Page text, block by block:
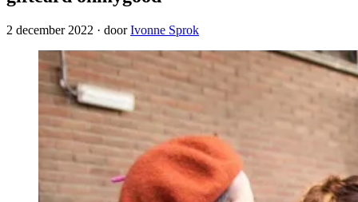
2 december 2022 · doorIvonne Sprok